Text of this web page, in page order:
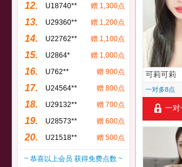
12. U18740** 赠 1,300点
13. U29360** 赠 1,200点
14. U22762** 赠 1,100点
15. U2864* 赠 1,000点
16. U762** 赠 900点
17. U24564** 赠 800点
18. U29132** 赠 700点
19. U28573** 赠 600点
20. U21518** 赠 500点
~ 恭喜以上会员 获得免费点数 ~
可莉可莉
一对多8点
一对